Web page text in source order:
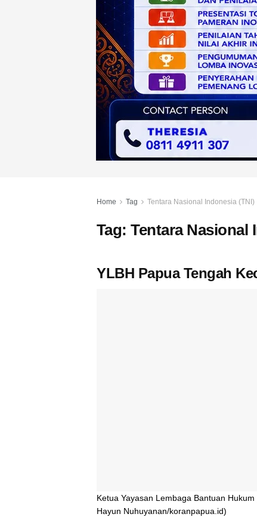
Home Tag Tentara Nasional Indonesia (TNI)
Tag:Tentara Nasional
YLBH Papua Tengah
Ketua Yayasan Lembaga Bantuan
Hayun Nuhuyanan/koranpapua.id)